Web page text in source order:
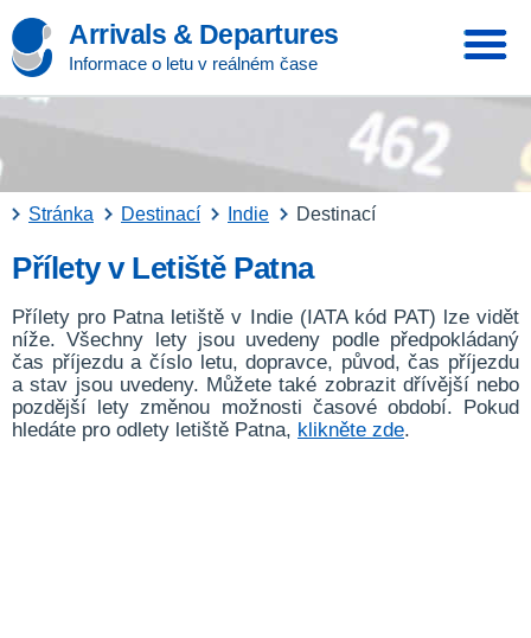
Arrivals & Departures
Informace o letu v reálném čase
Stránka Destinací Indie Destinací
Přílety v Letiště Patna
Přílety pro Patna letiště v Indie (IATA kód PAT) lze vidět
níže. Všechny lety jsou uvedeny podle předpokládaný
čas příjezdu a číslo letu, dopravce, původ, čas příjezdu
a stav jsou uvedeny. Můžete také zobrazit dřívější nebo
pozdější lety změnou možnosti časové období. Pokud
hledáte pro odlety letiště Patna, klikněte zde.